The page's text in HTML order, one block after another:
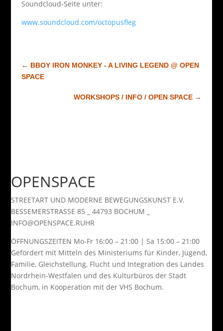
Soundcloud-Seite unter:
www.soundcloud.com/octopusfleg
← BBOY IRON MONKEY - A LIVING LEGEND @ OPEN
SPACE
WORKSHOPS / INFO / OPEN SPACE →
OPENSPACE
STREETART UND MODERNE BEWEGUNGSKUNST E.V.
BESSEMERSTRASSE 85 _ 44793 BOCHUM _
INFO@OPENSPACE.RUHR
ÖFFNUNGSZEITEN Mo-Fr 16:00 – 21:00 | Sa 15:00 – 21:00
Gefördert mit Mitteln des Ministeriums für Kinder, Jugend,
Familie, Gleichstellung, Flucht und Integration des Landes
Nordrhein-Westfalen und des Kulturbüros der Stadt
Bochum, in Kooperation mit der VHS Bochum.